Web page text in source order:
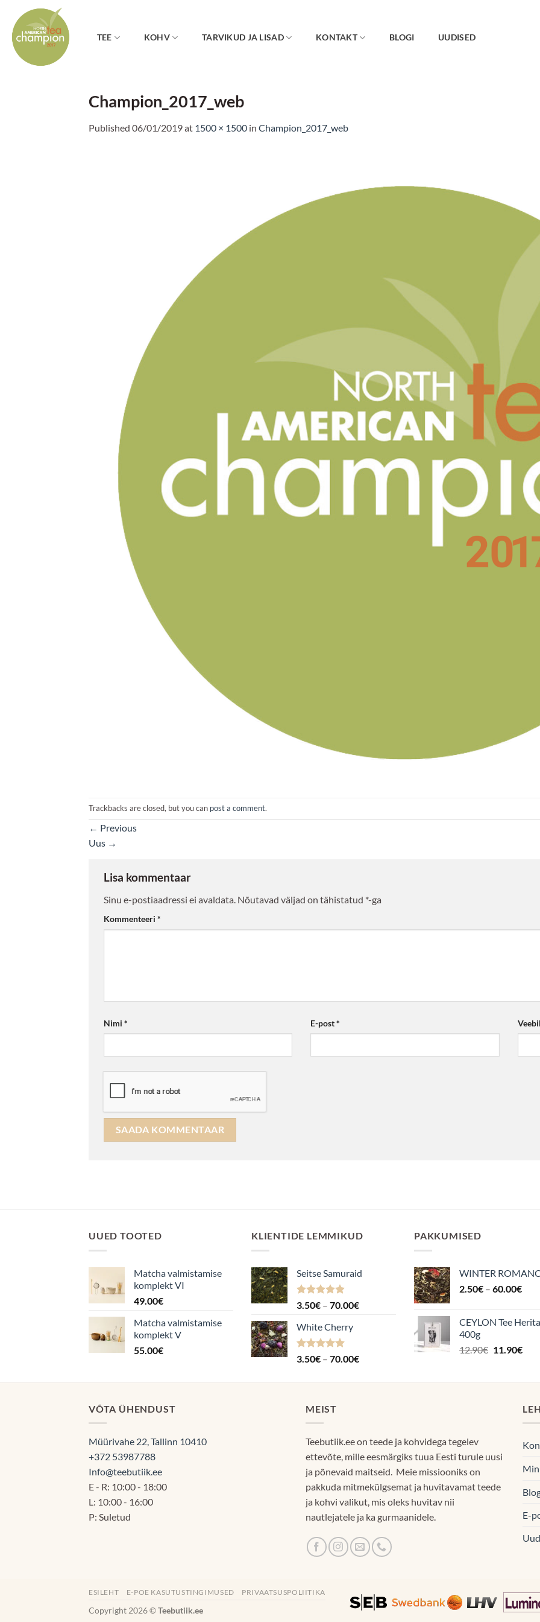
content
TEE KOHV TARVIKUD JA LISAD KONTAKT BLOGI UUDISED
Champion_2017_web
Published 06/01/2019at 1500 × 1500 in Champion_2017_web
Trackbacks are closed, but you can post a comment.
← Previous
Uus →
Lisa kommentaar
Sinu e-postiaadressi ei avaldata. Nõutavad väljad on tähistatud *-ga
Kommenteeri *
Nimi * E-post*
UUED TOOTED
Matcha valmistamise
komplekt VI
49.00€
Matcha valmistamise
komplekt V
55.00€
KLIENTIDE LEMMIKUD
Seitse Samuraid
Hinnanguga
3.50€ – 70.00€Hinnavahemik:
White Cherry
Hinnanguga
3.50€ – 70.00€Hinnavahemik:
kuni
PAKKUMISED
WINTER
2.50€ – 60.00€
CEYLON Tee
400g
12.90€ Algne
11.90€
VÕTA ÜHENDUST
Müürivahe 22, Tallinn 10410
+372 53987788
Info@teebutiik.ee
E - R: 10:00 - 18:00
L: 10:00 - 16:00
P: Suletud
MEIST
Teebutiik.ee on teede ja kohvidega tegelev
ettevõte, mille eesmärgiks tuua Eesti turule uusi
ja põnevaid maitseid. Meie missiooniks on
pakkuda mitmekülgsemat ja huvitavamat teede
ja kohvi valikut, mis oleks huvitav nii
nautlejatele ja ka gurmaanidele.
E-
ESILEHT E-POE KASUTUSTINGIMUSED PRIVAATSUSPOLIITIKA
Copyright 2026 ©Teebutiik.ee